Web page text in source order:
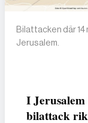
Bilattacken där
Jerusalem.
I
bilattack